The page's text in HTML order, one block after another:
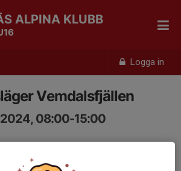
Logga in
ALPINA KLUBB
Vemdalsfjällen
2024, 08:00-15:00